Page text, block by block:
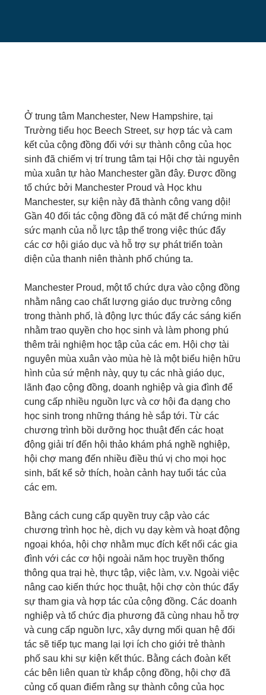
Ở trung tâm Manchester, New Hampshire, tại
Trường tiểu học Beech Street, sự hợp tác và cam
kết của cộng đồng đối với sự thành công của học
sinh đã chiếm vị trí trung tâm tại Hội chợ tài nguyên
mùa xuân tự hào Manchester gần đây. Được đồng
tổ chức bởi Manchester Proud và Học khu
Manchester, sự kiện này đã thành công vang dội!
Gần 40 đối tác cộng đồng đã có mặt để chứng minh
sức mạnh của nỗ lực tập thể trong việc thúc đẩy
các cơ hội giáo dục và hỗ trợ sự phát triển toàn
diện của thanh niên thành phố chúng ta.
Manchester Proud, một tổ chức dựa vào cộng đồng
nhằm nâng cao chất lượng giáo dục trường công
trong thành phố, là động lực thúc đẩy các sáng kiến
​​nhằm trao quyền cho học sinh và làm phong phú
thêm trải nghiệm học tập của các em. Hội chợ tài
nguyên mùa xuân vào mùa hè là một biểu hiện hữu
hình của sứ mệnh này, quy tụ các nhà giáo dục,
lãnh đạo cộng đồng, doanh nghiệp và gia đình để
cung cấp nhiều nguồn lực và cơ hội đa dạng cho
học sinh trong những tháng hè sắp tới. Từ các
chương trình bồi dưỡng học thuật đến các hoạt
động giải trí đến hội thảo khám phá nghề nghiệp,
hội chợ mang đến nhiều điều thú vị cho mọi học
sinh, bất kể sở thích, hoàn cảnh hay tuổi tác của
các em.
Bằng cách cung cấp quyền truy cập vào các
chương trình học hè, dịch vụ dạy kèm và hoạt động
ngoại khóa, hội chợ nhằm mục đích kết nối các gia
đình với các cơ hội ngoài năm học truyền thống
thông qua trại hè, thực tập, việc làm, v.v. Ngoài việc
nâng cao kiến ​​thức học thuật, hội chợ còn thúc đẩy
sự tham gia và hợp tác của cộng đồng. Các doanh
nghiệp và tổ chức địa phương đã cùng nhau hỗ trợ
và cung cấp nguồn lực, xây dựng mối quan hệ đối
tác sẽ tiếp tục mang lại lợi ích cho giới trẻ thành
phố sau khi sự kiện kết thúc. Bằng cách đoàn kết
các bên liên quan từ khắp cộng đồng, hội chợ đã
củng cố quan điểm rằng sự thành công của học